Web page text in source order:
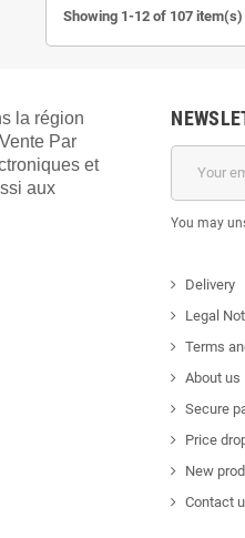
Showing 1-12 of 107 item(s)
la région
Par
et
aux
You may
Delivery
Legal
Terms
About us
Secure
Price
New
Contact